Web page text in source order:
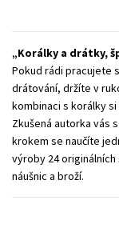
Výchova a
Korálky a drátky,
Pokud rádi pracujete
drátování, držíte v
kombinaci s korálky
Zkušená autorka vás
krokem se naučíte
výroby 24
náušnic a broží.